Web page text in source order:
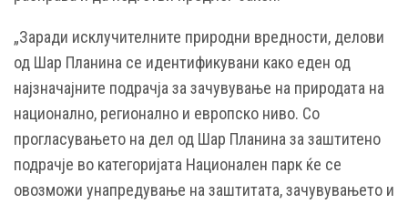
„Заради исклучителните природни вредности, делови
од Шар Планина се идентификувани како еден од
најзначајните подрачја за зачувување на природата на
национално, регионално и европско ниво. Со
прогласувањето на дел од Шар Планина за заштитено
подрачје во категоријата Национален парк ќе се
овозможи унапредување на заштитата, зачувувањето и